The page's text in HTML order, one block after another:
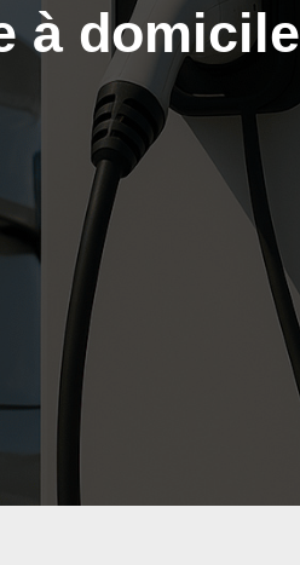
à domicile